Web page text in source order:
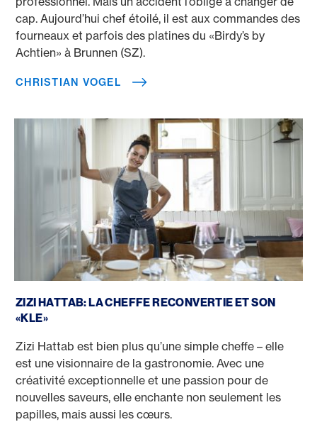
cap. Aujourd’hui chef étoilé, il est aux commandes des
fourneaux et parfois des platines du «Birdy’s by
Achtien» à Brunnen (SZ).
CHRISTIAN VOGEL
ZIZI HATTAB: LA CHEFFE RECONVERTIE ET SON
«KLE»
Zizi Hattab est bien plus qu’une simple cheffe – elle
est une visionnaire de la gastronomie. Avec une
créativité exceptionnelle et une passion pour de
nouvelles saveurs, elle enchante non seulement les
papilles, mais aussi les cœurs.